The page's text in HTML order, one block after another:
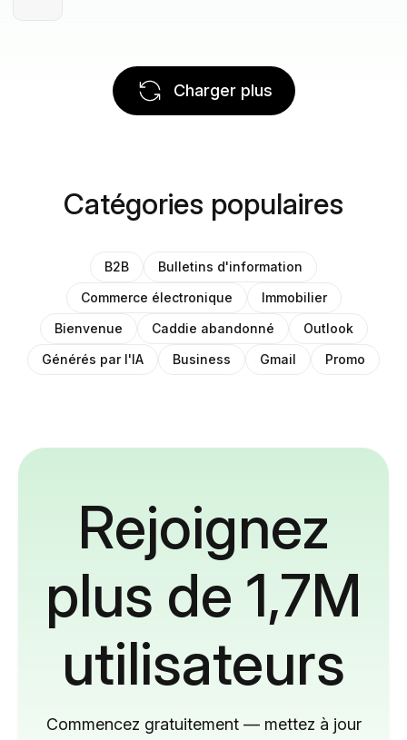
Charger plus
Catégories populaires
B2B
Bulletins d'information
Commerce électronique
Immobilier
Bienvenue
Caddie abandonné
Outlook
Générés par l'IA
Business Gmail Promo
Rejoignez
plus de 1,7M
utilisateurs
Commencez gratuitement — mettez à jour